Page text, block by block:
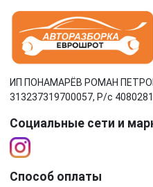
ИП ПОНАМАРЁВ РОМАН
313237319700057, Р/c
Социальные сети и
Способ оплаты